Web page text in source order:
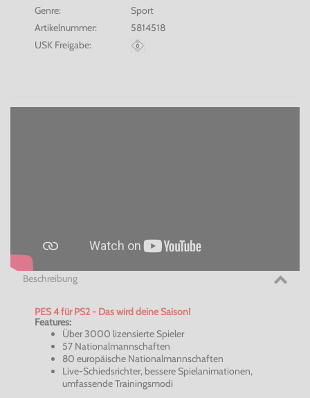
Genre:
Sport
Artikelnummer:
5814518
USK Freigabe:
Beschreibung
PES 4 für PS2 - Das wird deine Saison!
Features:
Über 3000 lizensierte Spieler
57 Nationalmannschaften
80 europäische Nationalmannschaften
Live-Schiedsrichter, bessere Spielanimationen,
umfassende Trainingsmodi